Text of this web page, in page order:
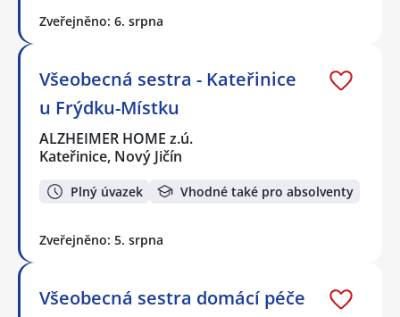
Zveřejněno: 6. srpna
Všeobecná sestra - Kateřinice
u Frýdku-Místku
ALZHEIMER HOME z.ú.
Kateřinice, Nový Jičín
Plný úvazek Vhodné také pro absolventy
Zveřejněno: 5. srpna
Všeobecná sestra domácí péče